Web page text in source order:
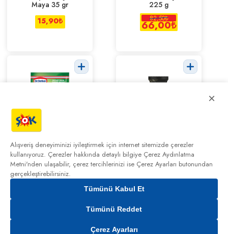
Maya 35 gr
15,90₺
225 g
82,50₺
66,00₺
Dr. Oetker
Instant Maya
3x10 g
32,50₺
Bitter Çikolata
200 Gr
234,95₺
×
Alışveriş deneyiminizi iyileştirmek için internet sitemizde çerezler
kullanıyoruz. Çerezler hakkında detaylı bilgiye Çerez Aydınlatma
Metni'nden ulaşabilir, çerez tercihlerinizi ise Çerez Ayarları butonundan
gerçekleştirebilirsiniz.
Tümünü Kabul Et
Tümünü Reddet
Çerez Ayarları